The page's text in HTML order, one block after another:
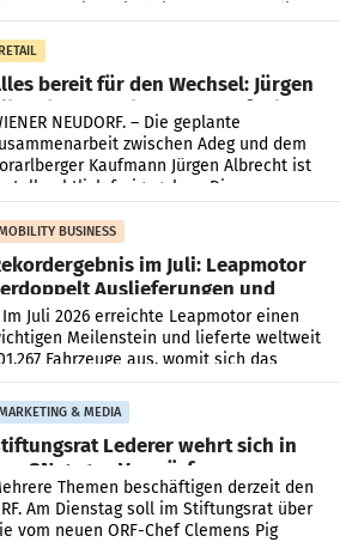
RETAIL
bereit für den Wechsel: Jürgen
Albrecht setzt ab 1.1.2027 auf Adeg
NEUDORF. – Die geplante
zwischen Adeg und dem
Kaufmann Jürgen Albrecht ist
freigegeben: Die
und der
BUSINESS
im Juli: Leapmotor
Auslieferungen und
die 100.000er-Marke
Im Juli 2026 erreichte Leapmotor einen
Meilenstein und lieferte weltweit
Fahrzeuge aus, womit sich das
gegenüber Juli 2025 mehr als
(+102
& MEDIA
Lederer wehrt sich in
SN gegen Vorwürfe
Themen beschäftigen derzeit den
Am Dienstag soll im Stiftungsrat über
vom neuen ORF-Chef Clemens Pig